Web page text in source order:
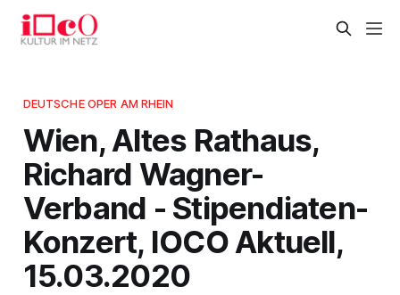
DEUTSCHE OPER AM RHEIN
Wien, Altes Rathaus,
Richard Wagner-
Verband - Stipendiaten-
Konzert, IOCO Aktuell,
15.03.2020